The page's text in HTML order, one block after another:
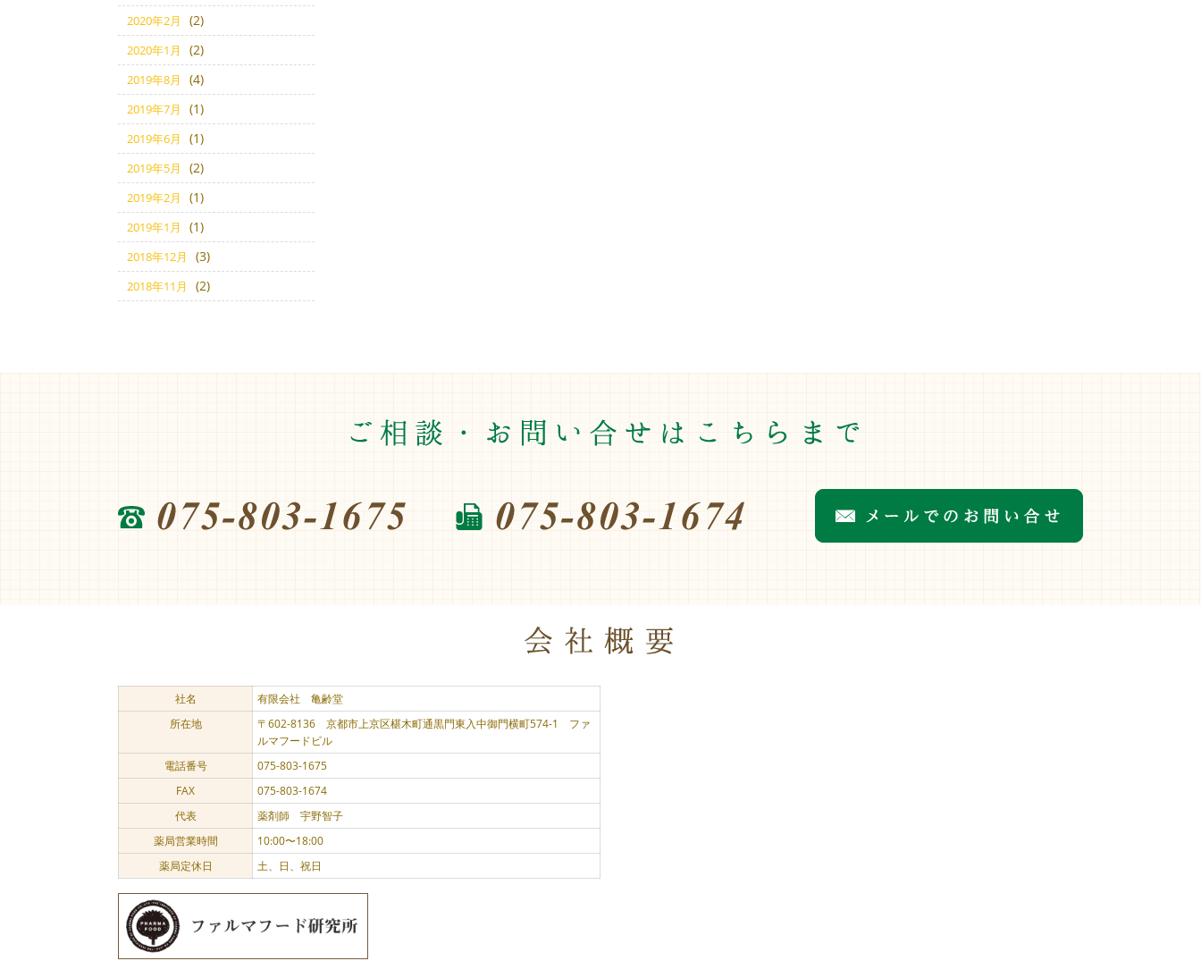
2020年2月 (2)
2020年1月 (2)
2019年8月 (4)
2019年7月 (1)
2019年6月 (1)
2019年5月 (2)
2019年2月 (1)
2019年1月 (1)
2018年12月 (3)
2018年11月 (2)
社名
有限会社 亀齢堂
所在地
〒602-8136 京都市上京区椹木町通黒門東入中御門横町574-1 ファ
ルマフードビル
電話番号
075-803-1675
FAX
075-803-1674
代表
薬剤師 宇野智子
薬局営業時間
10:00〜18:00
薬局定休日
土、日、祝日